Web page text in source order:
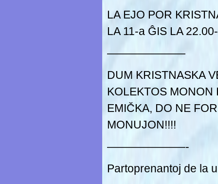
LA EJO POR
LA 11-a ĜIS LA
———————
DUM KRISTNASKA
KOLEKTOS MONON
EMIČKA, DO NE
MONUJON!!!!
———————-
Partoprenantoj de la